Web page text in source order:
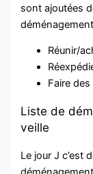
sont ajoutées
Réunir/
Faire
Liste de
veille
Le jour J c’est